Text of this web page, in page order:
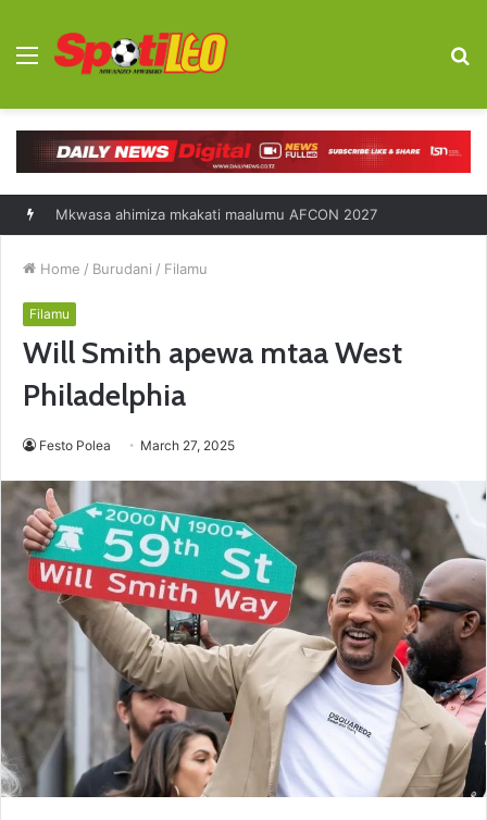
Menu
Diego Forlan kocha mpya Uruguay
Home / Burudani / Filamu
Filamu
Will Smith apewa mtaa West
Philadelphia
Festo Polea March 27, 2025